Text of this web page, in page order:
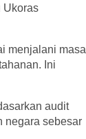
Ukoras
menjalani masa
Ini
audit
negara sebesar